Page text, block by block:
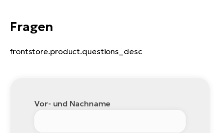
Fragen
frontstore.product.questions_desc
Vor- und Nachname